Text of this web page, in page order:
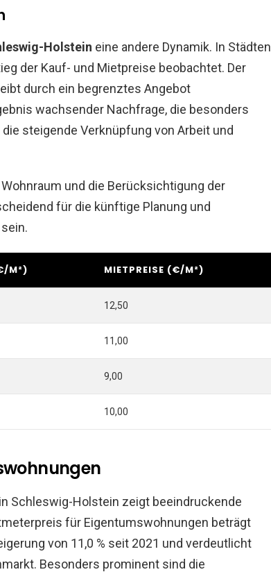
Holstein eine andere Dynamik. In Städten
der Kauf- und Mietpreise beobachtet. Der
durch ein begrenztes Angebot
wachsender Nachfrage, die besonders
steigende Verknüpfung von Arbeit und
und die Berücksichtigung der
für die künftige Planung und
M²) MIETPREISE (€/M²)
12,50
11,00
9,00
10,00
in Schleswig-Holstein zeigt beeindruckende
für Eigentumswohnungen beträgt
von 11,0 % seit 2021 und verdeutlicht
Besonders prominent sind die